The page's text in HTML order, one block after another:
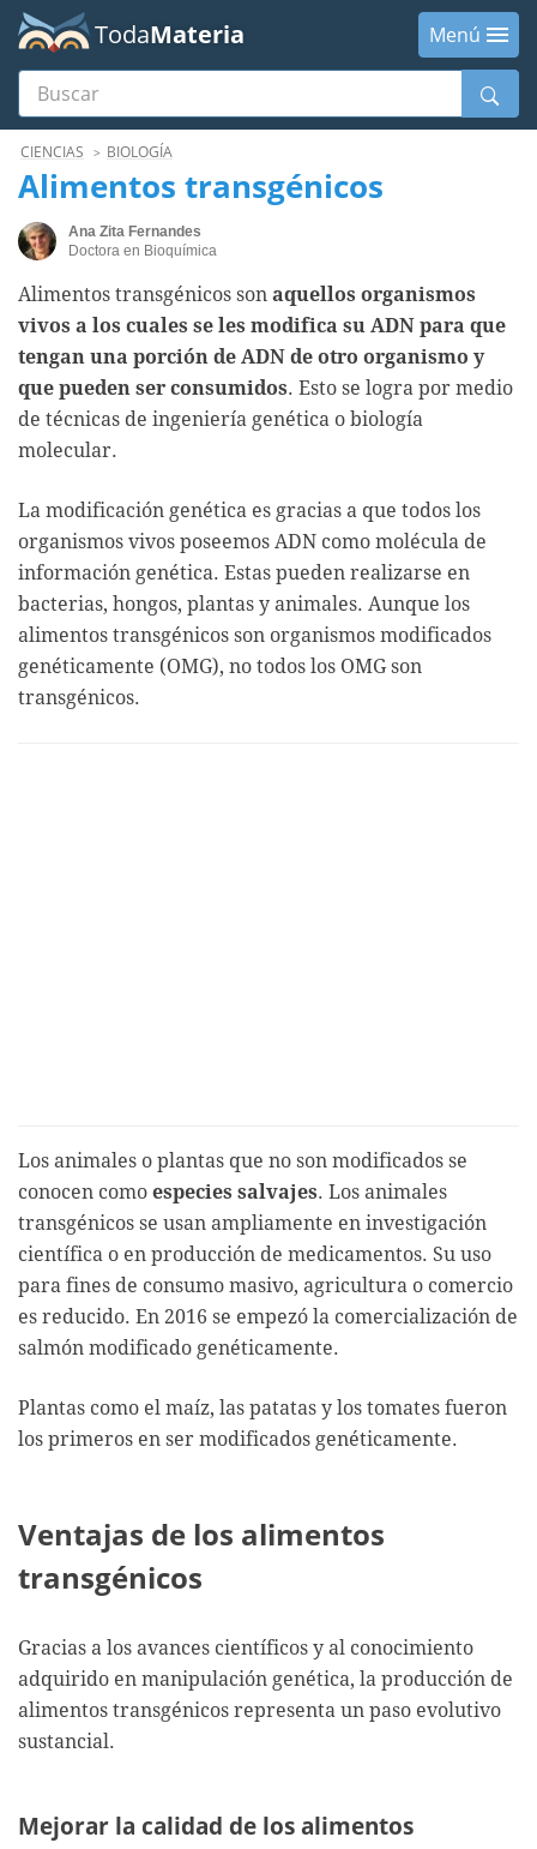
TodaMateria
Menú
Buscar
MenúCIENCIAS BIOLOGÍA
Alimentos transgénicos
Ana Zita Fernandes
Doctora en Bioquímica
Alimentos transgénicos son aquellos organismos
vivos a los cuales se les modifica su ADN para que
tengan una porción de ADN de otro organismo y
que pueden ser consumidos. Esto se logra por medio
de técnicas de ingeniería genética o biología
molecular.
La modificación genética es gracias a que todos los
organismos vivos poseemos ADN como molécula de
información genética. Estas pueden realizarse en
bacterias, hongos, plantas y animales. Aunque los
alimentos transgénicos son organismos modificados
genéticamente (OMG), no todos los OMG son
transgénicos.
Los animales o plantas que no son modificados se
conocen como especies salvajes. Los animales
transgénicos se usan ampliamente en investigación
científica o en producción de medicamentos. Su uso
para fines de consumo masivo, agricultura o comercio
es reducido. En 2016 se empezó la comercialización de
salmón modificado genéticamente.
Plantas como el maíz, las patatas y los tomates fueron
los primeros en ser modificados genéticamente.
Ventajas de los alimentos
transgénicos
Gracias a los avances científicos y al conocimiento
adquirido en manipulación genética, la producción de
alimentos transgénicos representa un paso evolutivo
sustancial.
Mejorar la calidad de los alimentos